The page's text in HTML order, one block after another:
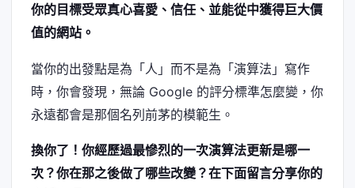
你的目標受眾真心喜愛、信任、並能從中獲得巨大價
值的網站。
當你的出發點是為「人」而不是為「演算法」寫作
時，你會發現，無論 Google 的評分標準怎麼變，你
永遠都會是那個名列前茅的模範生。
換你了！你經歷過最慘烈的一次演算法更新是哪一
次？你在那之後做了哪些改變？在下面留言分享你的